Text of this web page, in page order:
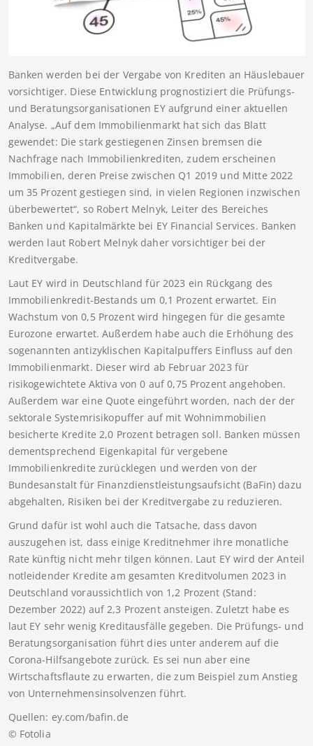
Banken werden bei der Vergabe von Krediten an Häuslebauer
vorsichtiger. Diese Entwicklung prognostiziert die Prüfungs-
und Beratungsorganisationen EY aufgrund einer aktuellen
Analyse. „Auf dem Immobilienmarkt hat sich das Blatt
gewendet: Die stark gestiegenen Zinsen bremsen die
Nachfrage nach Immobilienkrediten, zudem erscheinen
Immobilien, deren Preise zwischen Q1 2019 und Mitte 2022
um 35 Prozent gestiegen sind, in vielen Regionen inzwischen
überbewertet“, so Robert Melnyk, Leiter des Bereiches
Banken und Kapitalmärkte bei EY Financial Services. Banken
werden laut Robert Melnyk daher vorsichtiger bei der
Kreditvergabe.
Laut EY wird in Deutschland für 2023 ein Rückgang des
Immobilienkredit-Bestands um 0,1 Prozent erwartet. Ein
Wachstum von 0,5 Prozent wird hingegen für die gesamte
Eurozone erwartet. Außerdem habe auch die Erhöhung des
sogenannten antizyklischen Kapitalpuffers Einfluss auf den
Immobilienmarkt. Dieser wird ab Februar 2023 für
risikogewichtete Aktiva von 0 auf 0,75 Prozent angehoben.
Außerdem war eine Quote eingeführt worden, nach der der
sektorale Systemrisikopuffer auf mit Wohnimmobilien
besicherte Kredite 2,0 Prozent betragen soll. Banken müssen
dementsprechend Eigenkapital für vergebene
Immobilienkredite zurücklegen und werden von der
Bundesanstalt für Finanzdienstleistungsaufsicht (BaFin) dazu
abgehalten, Risiken bei der Kreditvergabe zu reduzieren.
Grund dafür ist wohl auch die Tatsache, dass davon
auszugehen ist, dass einige Kreditnehmer ihre monatliche
Rate künftig nicht mehr tilgen können. Laut EY wird der Anteil
notleidender Kredite am gesamten Kreditvolumen 2023 in
Deutschland voraussichtlich von 1,2 Prozent (Stand:
Dezember 2022) auf 2,3 Prozent ansteigen. Zuletzt habe es
laut EY sehr wenig Kreditausfälle gegeben. Die Prüfungs- und
Beratungsorganisation führt dies unter anderem auf die
Corona-Hilfsangebote zurück. Es sei nun aber eine
Wirtschaftsflaute zu erwarten, die zum Beispiel zum Anstieg
von Unternehmensinsolvenzen führt.
Quellen: ey.com/bafin.de
© Fotolia